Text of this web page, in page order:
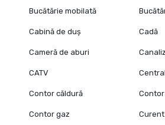
Bucătărie mobilată
Cabină de duș Cadă
Cameră de aburi
CATV
Contor căldură
Contor gaz Curent